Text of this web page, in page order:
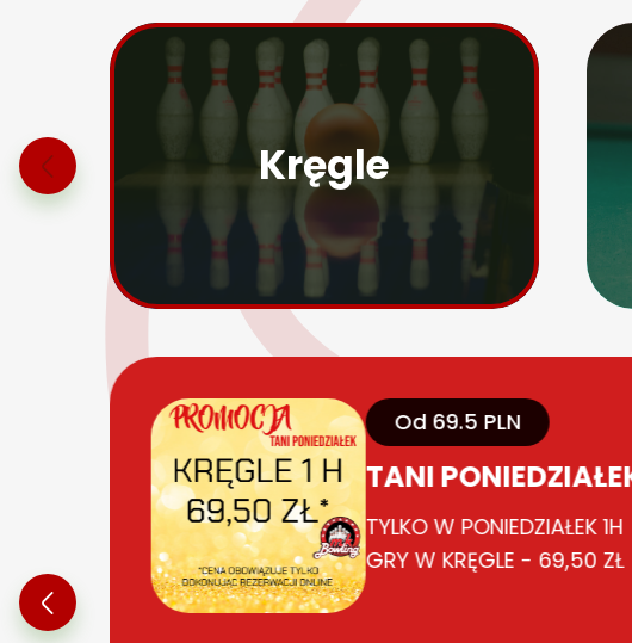
Kręgle
Od 69.5 PLN
TANI
TYLKO W PONIEDZIAŁEK 1H
GRY W KRĘGLE - 69,50 ZŁ